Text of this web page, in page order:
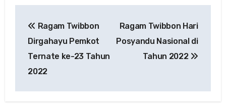
pos
Ragam Twibbon
Dirgahayu Pemkot
Ternate ke-23 Tahun
2022
Ragam Twibbon Hari
Posyandu Nasional di
Tahun 2022